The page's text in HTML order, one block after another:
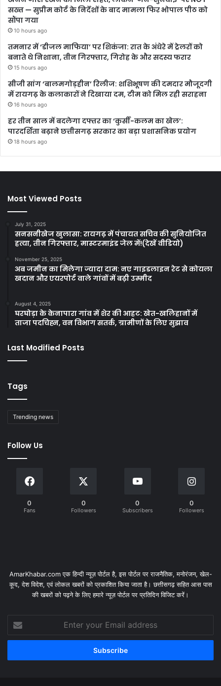
सख्त — सुप्रीम कोर्ट के निर्देशों के बाद मामला फिर भोपाल पीठ को
सौंपा गया
10 hours ago
तमनार में ‘डीजल माफिया’ पर शिकंजा: रात के अंधेरे में ट्रेलरों को
बनाते थे निशाना, तीन गिरफ्तार, गिरोह के और सदस्य फरार
15 hours ago
सीजी सांग ‘बालमगोड़हीन’ रिलीज: शशिभूषण की दमदार मौजूदगी
में रायगढ़ के कलाकारों ने दिखाया दम, टीम को मिल रही सराहना
16 hours ago
हर तीन साल में बदलेगा दफ्तर का ‘कुर्सी-कलम का खेल’:
पारदर्शिता बढ़ाने छत्तीसगढ़ सरकार का बड़ा प्रशासनिक प्रयोग
18 hours ago
Most Viewed Posts
July 31, 2025
सनसनीखेज खुलासा: रायगढ़ में पंचायत सचिव की सुनियोजित
हत्या, तीन गिरफ्तार, मास्टरमाइंड जेल में!(देखें वीडियो)
November 25, 2025
अब जमीन का मिलेगा ज्यादा दाम: नए गाइडलाइन रेट से कोयला
खदान और एयरपोर्ट वाले गांवों में बढ़ी उम्मीद
August 4, 2025
घरघोड़ा के केनापारा गांव में शेर की आहट: खेत-खलिहानों में
ताजा पदचिह्न, वन विभाग सतर्क, ग्रामीणों के लिए सुझाव
Last Modified Posts
Tags
Trending news
Follow Us
0
Fans
0
Followers
0
Subscribers
0
Followers
AmarKhabar.com एक हिन्दी न्यूज़ पोर्टल है, इस पोर्टल पर राजनैतिक, मनोरंजन, खेल-
कूद, देश विदेश, एवं लोकल खबरों को प्रकाशित किया जाता है। छत्तीसगढ़ सहित आस पास
की खबरों को पढ़ने के लिए हमारे न्यूज़ पोर्टल पर प्रतिदिन विजिट करें।
your
Email